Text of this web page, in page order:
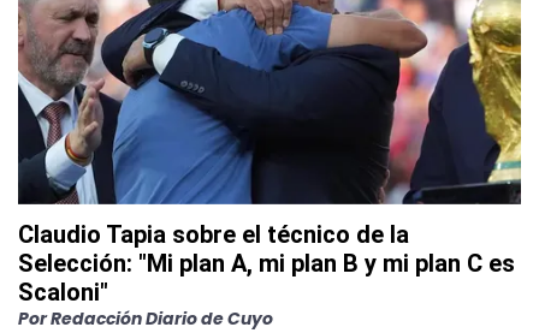
Claudio Tapia sobre el técnico de la
Selección: "Mi plan A, mi plan B y mi plan C es
Scaloni"
PorRedacción Diario de Cuyo